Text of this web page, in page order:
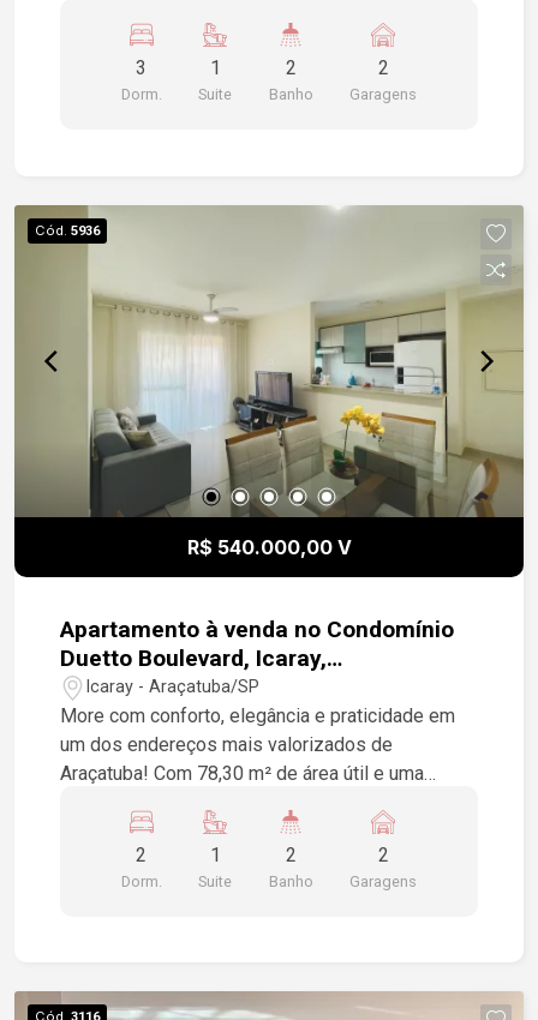
serviço, piso cerâmica, 2 vagas de garagem.
3
Dorm.
1
Suite
2
Banho
2
Garagens
Cód. 5936
R$ 540.000,00 V
Apartamento à venda no Condomínio
Duetto Boulevard, Icaray,
Araçatuba/SP
Icaray - Araçatuba/SP
More com conforto, elegância e praticidade em
um dos endereços mais valorizados de
Araçatuba! Com 78,30 m² de área útil e uma
de vida e comodidade. 3 dormitórios, sendo 1
suíte, sala 2 ambientes, varanda gourmet, cozinha
planejada com armários, armários planejados, 2
estar e segurança. Uma excelente oportunidade
2
Dorm.
1
Suite
2
Banho
2
Garagens
Cód.